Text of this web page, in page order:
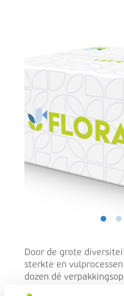
Door de grote
sterkte en
dozen dé